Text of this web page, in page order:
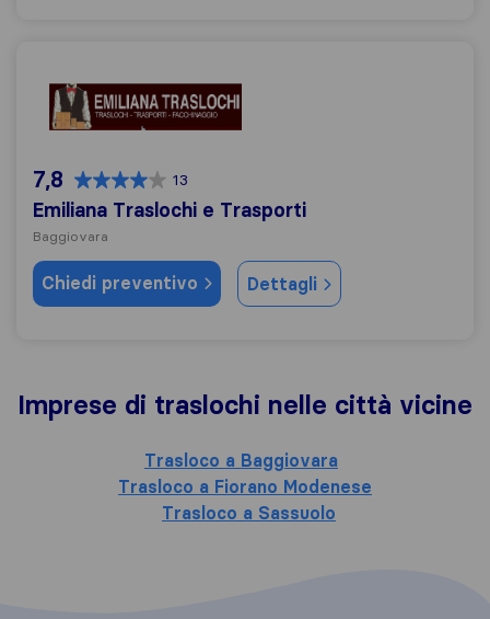
7,8 13
Emiliana Traslochi e Trasporti
Baggiovara
Chiedi preventivo Dettagli
Imprese di traslochi nelle città vicine
Trasloco a Baggiovara
Trasloco a Fiorano Modenese
Trasloco a Sassuolo